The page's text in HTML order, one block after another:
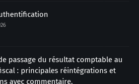
passage du résultat comptable au
: principales réintégrations et
avec commentaire.